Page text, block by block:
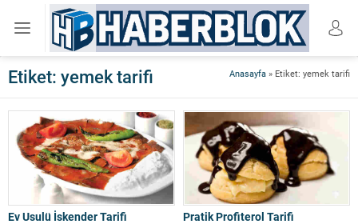
Anasayfa » Etiket: yemek tarifi
Etiket: yemek tarifi
Ev Usulü İskender Tarifi Pratik Profiterol Tarifi